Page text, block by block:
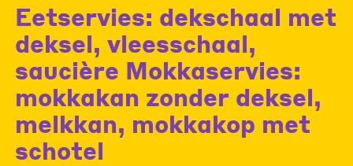
Eetservies: dekschaal met
deksel, vleesschaal,
saucière Mokkaservies:
mokkakan zonder deksel,
melkkan, mokkakop met
schotel